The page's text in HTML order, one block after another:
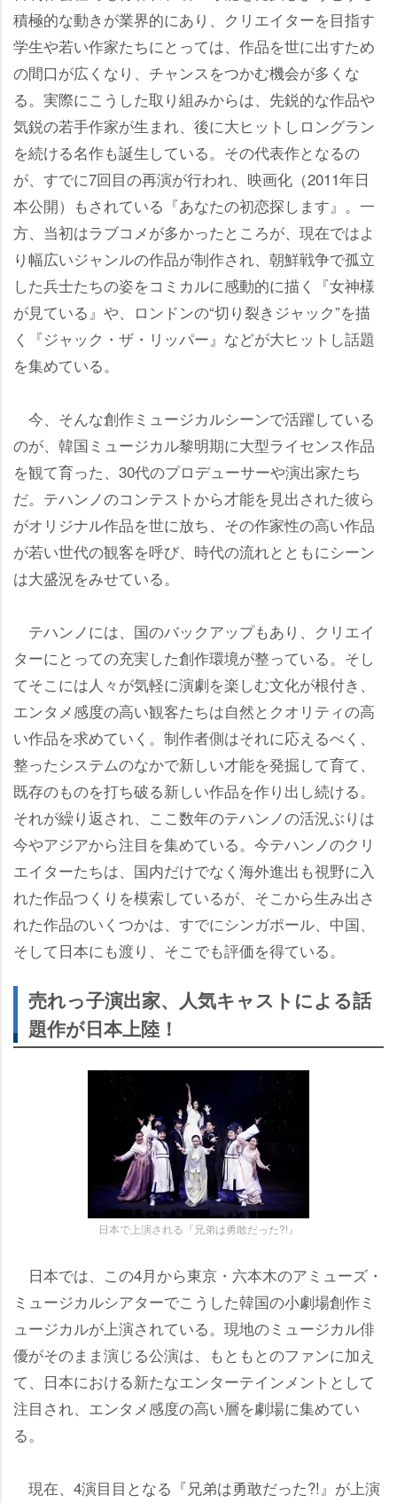
積極的な動きが業界的にあり、クリエイターを目指す
学生や若い作家たちにとっては、作品を世に出すため
の間口が広くなり、チャンスをつかむ機会が多くな
る。実際にこうした取り組みからは、先鋭的な作品
気鋭の若手作家が生まれ、後に大ヒットしロングラン
を続ける名作も誕生している。その代表作となるの
が、すでに7回目の再演が行われ、映画化（2011年日
本公開）もされている『あなたの初恋探します』。一
方、当初はラブコメが多かったところが、現在ではよ
り幅広いジャンルの作品が制作され、朝鮮戦争で孤立
した兵士たちの姿をコミカルに感動的に描く『女神様
が見ている』や、ロンドンの“切り裂きジャック”を描
く『ジャック・ザ・リッパー』などが大ヒットし話題
を集めている。
今、そんな創作ミュージカルシーンで活躍している
のが、韓国ミュージカル黎明期に大型ライセンス作品
を観て育った、30代のプロデューサーや演出家たち
だ。テハンノのコンテストから才能を見出された彼ら
がオリジナル作品を世に放ち、その作家性の高い作品
が若い世代の観客を呼び、時代の流れとともにシーン
は大盛況をみせている。
テハンノには、国のバックアップもあり、クリエイ
ターにとっての充実した創作環境が整っている。そし
てそこには人々が気軽に演劇を楽しむ文化が根付き、
エンタメ感度の高い観客たちは自然とクオリティの高
い作品を求めていく。制作者側はそれに応えるべく、
整ったシステムのなかで新しい才能を発掘して育て、
既存のものを打ち破る新しい作品を作り出し続ける。
それが繰り返され、ここ数年のテハンノの活況ぶりは
今やアジアから注目を集めている。今テハンノのクリ
エイターたちは、国内だけでなく海外進出も視野に入
れた作品つくりを模索しているが、そこから生み出さ
れた作品のいくつかは、すでにシンガポール、中国、
そして日本にも渡り、そこでも評価を得ている。
売れっ子演出家、人気キャストによる話
題作が日本上陸！
日本で上演される『兄弟は勇敢だった?!』
日本では、この4月から東京・六本木のアミューズ・
ミュージカルシアターでこうした韓国の小劇場創作ミ
ュージカルが上演されている。現地のミュージカル俳
優がそのまま演じる公演は、もともとのファンに加え
て、日本における新たなエンターテインメントとして
注目され、エンタメ感度の高い層を劇場に集めてい
る。
現在、4演目目となる『兄弟は勇敢だった?!』が上演